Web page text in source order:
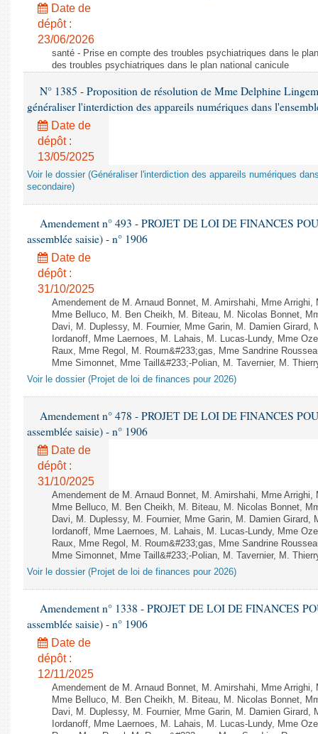
Date de
dépôt :
23/06/2026
santé - Prise en compte des troubles psychiatriques dans le
des troubles psychiatriques dans le plan national canicule
N° 1385 - Proposition de résolution de Mme Delphine
généraliser l'interdiction des appareils numériques dans
Date de
dépôt :
13/05/2025
Voir le dossier (Généraliser l'interdiction des appareils numériques
secondaire)
Amendement n° 493 - PROJET DE LOI DE FINANCES
assemblée saisie) - n° 1906
Date de
dépôt :
31/10/2025
Amendement de M. Arnaud Bonnet, M. Amirshahi, Mme
Mme Belluco, M. Ben Cheikh, M. Biteau, M. Nicolas Bonnet,
Davi, M. Duplessy, M. Fournier, Mme Garin, M. Damien Girard,
Iordanoff, Mme Laernoes, M. Lahais, M. Lucas-Lundy, Mme
Raux, Mme Regol, M. Roum&#233;gas, Mme Sandrine
Mme Simonnet, Mme Taill&#233;-Polian, M. Tavernier, M.
Voir le dossier (Projet de loi de finances pour 2026)
Amendement n° 478 - PROJET DE LOI DE FINANCES
assemblée saisie) - n° 1906
Date de
dépôt :
31/10/2025
Amendement de M. Arnaud Bonnet, M. Amirshahi, Mme
Mme Belluco, M. Ben Cheikh, M. Biteau, M. Nicolas Bonnet,
Davi, M. Duplessy, M. Fournier, Mme Garin, M. Damien Girard,
Iordanoff, Mme Laernoes, M. Lahais, M. Lucas-Lundy, Mme
Raux, Mme Regol, M. Roum&#233;gas, Mme Sandrine
Mme Simonnet, Mme Taill&#233;-Polian, M. Tavernier, M.
Voir le dossier (Projet de loi de finances pour 2026)
Amendement n° 1338 - PROJET DE LOI DE FINANCES
assemblée saisie) - n° 1906
Date de
dépôt :
12/11/2025
Amendement de M. Arnaud Bonnet, M. Amirshahi, Mme
Mme Belluco, M. Ben Cheikh, M. Biteau, M. Nicolas Bonnet,
Davi, M. Duplessy, M. Fournier, Mme Garin, M. Damien Girard,
Iordanoff, Mme Laernoes, M. Lahais, M. Lucas-Lundy, Mme